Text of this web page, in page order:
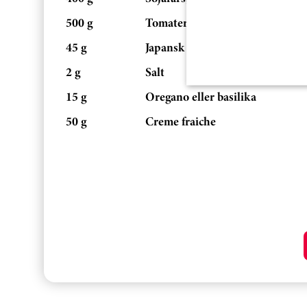
500 g
Tomater, krossade
45 g
Japansk soja
2 g
Salt
15 g
Oregano eller basilika
50 g
Creme fraiche